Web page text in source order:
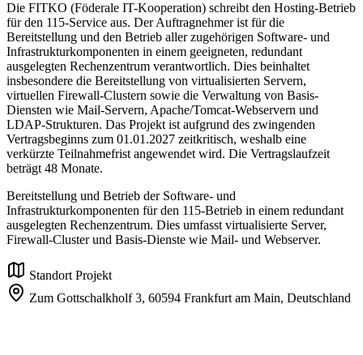
Die FITKO (Föderale IT-Kooperation) schreibt den Hosting-Betrieb
für den 115-Service aus. Der Auftragnehmer ist für die
Bereitstellung und den Betrieb aller zugehörigen Software- und
Infrastrukturkomponenten in einem geeigneten, redundant
ausgelegten Rechenzentrum verantwortlich. Dies beinhaltet
insbesondere die Bereitstellung von virtualisierten Servern,
virtuellen Firewall-Clustern sowie die Verwaltung von Basis-
Diensten wie Mail-Servern, Apache/Tomcat-Webservern und
LDAP-Strukturen. Das Projekt ist aufgrund des zwingenden
Vertragsbeginns zum 01.01.2027 zeitkritisch, weshalb eine
verkürzte Teilnahmefrist angewendet wird. Die Vertragslaufzeit
beträgt 48 Monate.
Bereitstellung und Betrieb der Software- und
Infrastrukturkomponenten für den 115-Betrieb in einem redundant
ausgelegten Rechenzentrum. Dies umfasst virtualisierte Server,
Firewall-Cluster und Basis-Dienste wie Mail- und Webserver.
Standort Projekt
Zum Gottschalkholf 3, 60594 Frankfurt am Main, Deutschland